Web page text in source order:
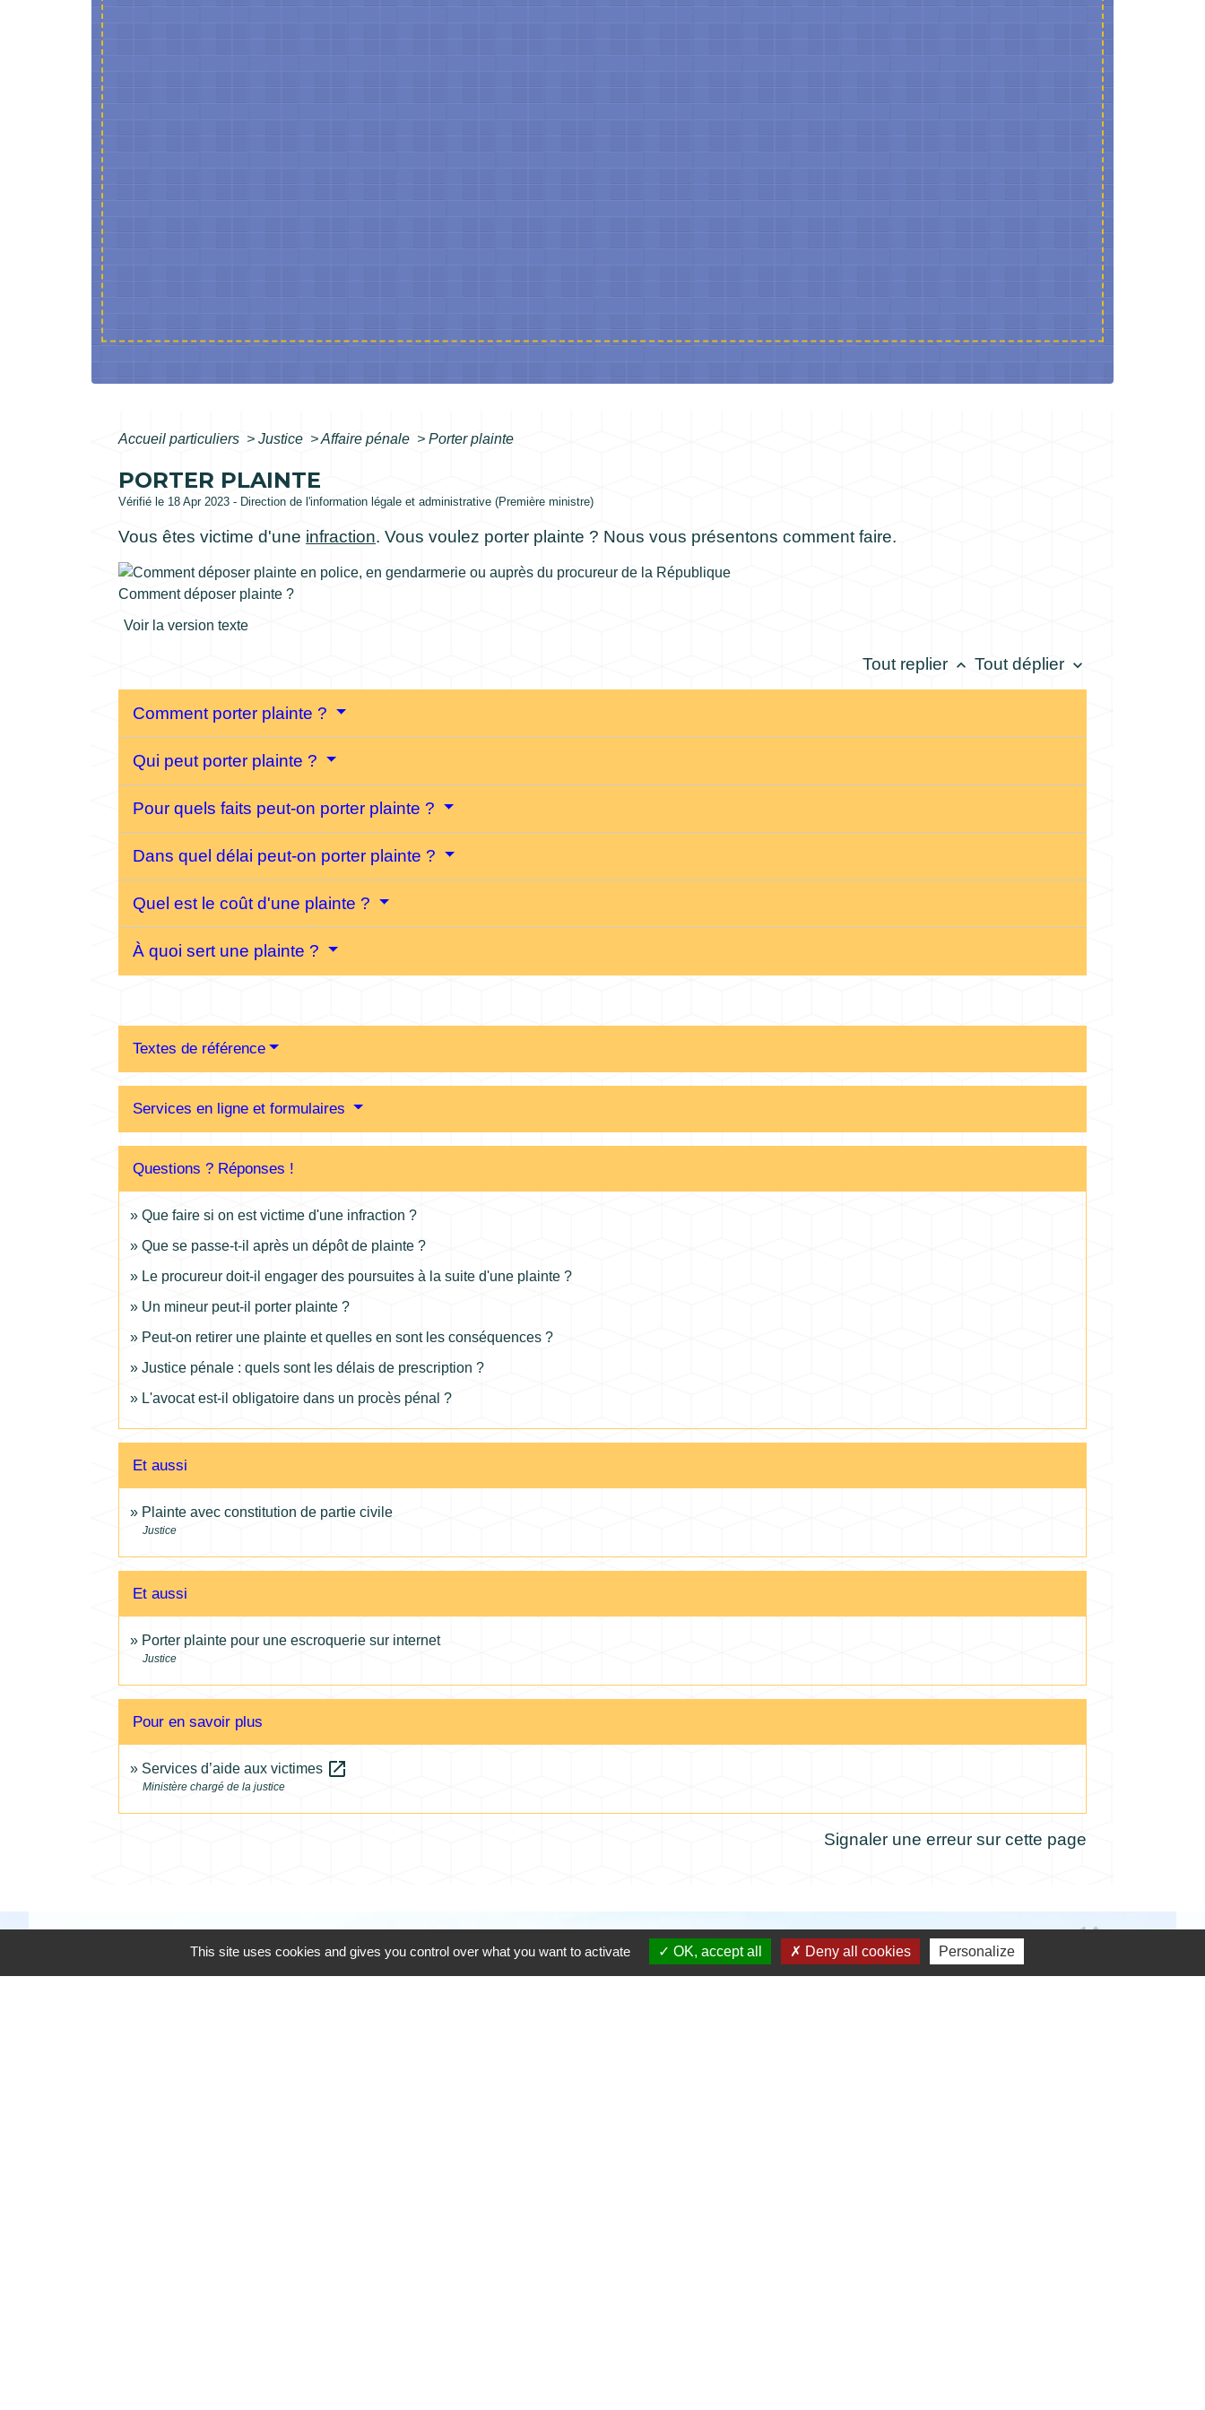
Accueil particuliers > Justice >Affaire pénale > Porter plainte
PORTER PLAINTE
Vérifié le 18 Apr 2023 - Direction de l'information légale et administrative (Première ministre)
Vous êtes victime d'une infraction. Vous voulez porter plainte ? Nous vous présentons comment faire.
Comment déposer plainte ?
Voir la version texte
Tout replier keyboard_arrow_up Tout déplier keyboard_arrow_down
Comment porter plainte ?
Qui peut porter plainte ?
Pour quels faits peut-on porter plainte ?
Dans quel délai peut-on porter plainte ?
Quel est le coût d'une plainte ?
À quoi sert une plainte ?
Textes de référence
Services en ligne et formulaires
Questions ? Réponses !
Que faire si on est victime d'une infraction ?
Que se passe-t-il après un dépôt de plainte ?
Le procureur doit-il engager des poursuites à la suite d'une plainte ?
Un mineur peut-il porter plainte ?
Peut-on retirer une plainte et quelles en sont les conséquences ?
Justice pénale : quels sont les délais de prescription ?
L'avocat est-il obligatoire dans un procès pénal ?
Et aussi
Plainte avec constitution de partie civile
Justice
Et aussi
Porter plainte pour une escroquerie sur internet
Justice
Pour en savoir plus
Services d’aide aux victimes open_in_new
Ministère chargé de la justice
Signaler une erreur sur cette page
Contacts
Commune de Coursac
This site uses cookies and gives you control over what you want to activate OK, accept all Deny all cookies Personalize